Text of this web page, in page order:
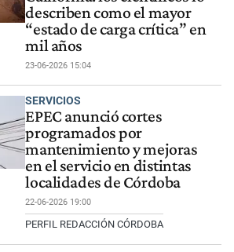
describen como el mayor
“estado de carga crítica” en
mil años
23-06-2026 15:04
SERVICIOS
EPEC anunció cortes
programados por
mantenimiento y mejoras
en el servicio en distintas
localidades de Córdoba
22-06-2026 19:00
PERFIL REDACCIÓN CÓRDOBA